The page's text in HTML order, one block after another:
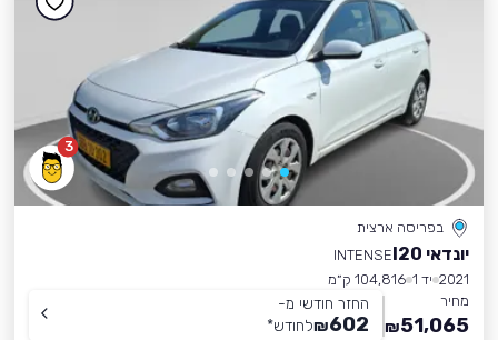
3
בפריסה ארצית
יונדאי I20
INTENSE
2021 יד 1
104,816 ק״מ
מחיר
51,065
₪
החזר חודשי מ-
602
₪לחודש*